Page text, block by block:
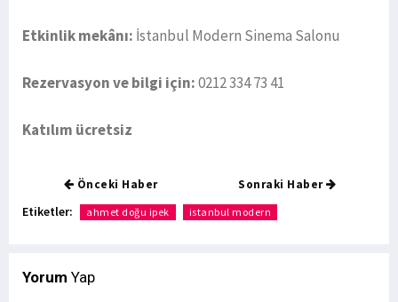
Etkinlik mekânı: İstanbul Modern Sinema Salonu
Rezervasyon ve bilgi için:0212 334 73 41
Katılım ücretsiz
Önceki Haber Sonraki Haber
Etiketler: ahmet doğu ipek istanbul modern
Yorum Yap